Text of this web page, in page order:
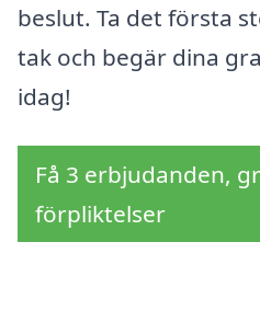
beslut. Ta det första
tak och begär dina
idag!
Få 3 erbjudanden,
förpliktelser